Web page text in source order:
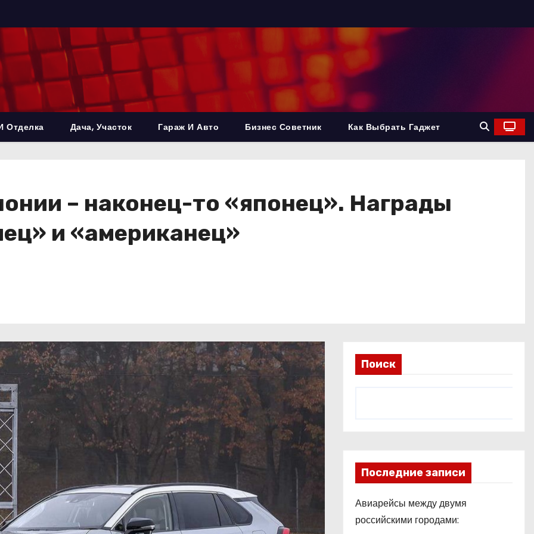
Отделка Дача, Участок Гараж И Авто Бизнес Советник Как Выбрать Гаджет
– наконец-то «японец». Награды
и «американец»
Поиск
Последние записи
Авиарейсы между двумя
российскими городами: